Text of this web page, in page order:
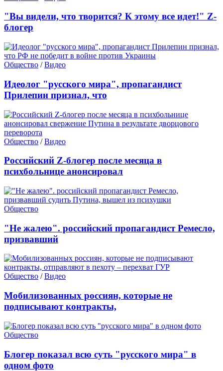
"Вы видели, что творится? К этому все идет!" Z-
блогер
Общество /Видео
Идеолог "русского мира", пропагандист
Прилепин признал, что
Общество /Видео
Российский Z-блогер после месяца в
психбольнице анонсировал
Общество
"Не жалею". российский пропагандист Ремесло,
призвавший
Общество /Видео
Мобилизованных россиян, которые не
подписывают контракты,
Общество
Блогер показал всю суть "русского мира" в
одном фото